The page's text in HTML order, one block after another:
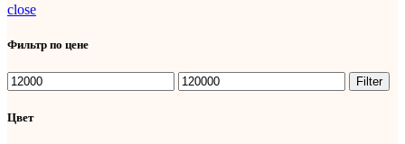
close
Фильтр по цене
Filter
Цвет